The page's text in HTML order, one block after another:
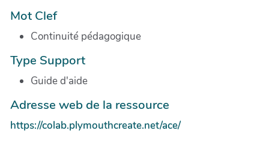
Mot Clef
Continuité pédagogique
Type Support
Guide d'aide
Adresse web de la ressource
https://colab.plymouthcreate.net/ace/